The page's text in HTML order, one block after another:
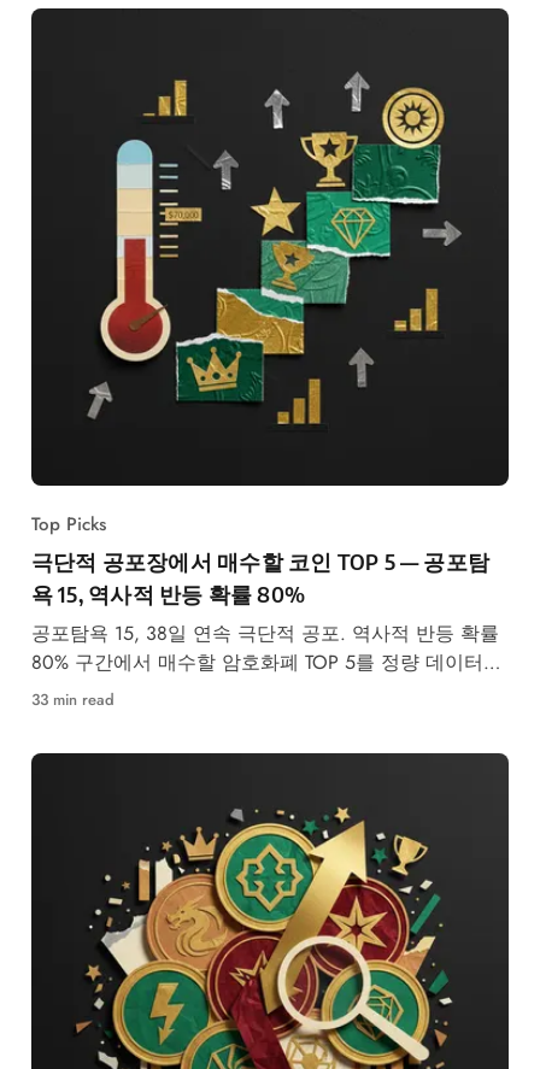
Top Picks
극단적 공포장에서 매수할 코인 TOP 5 — 공포탐
욕 15, 역사적 반등 확률 80%
공포탐욕 15, 38일 연속 극단적 공포. 역사적 반등 확률
80% 구간에서 매수할 암호화폐 TOP 5를 정량 데이터로
선정했습니다.
33 min read